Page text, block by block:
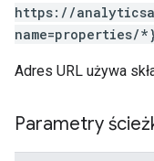
https://
name=properties/
Adres URL używa
Parametry